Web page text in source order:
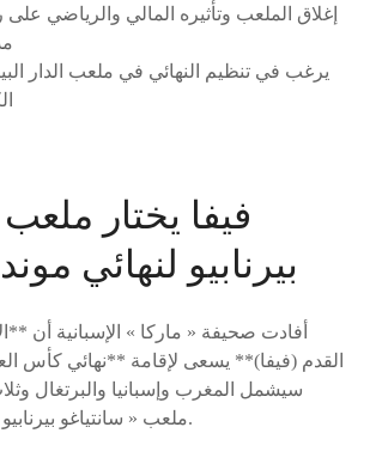
إغلاق الملعب وتأثيره المالي والرياضي على
يرغب في تنظيم النهائي في ملعب الدار
فيفا يختار
بيرنابيو لنهائي مونديال
أفادت صحيفة « ماركا » الإسبانية أن
سيشمل المغرب وإسبانيا والبرتغال
ملعب « سانتياغو بيرنابيو » بالعاصمة مدريد.